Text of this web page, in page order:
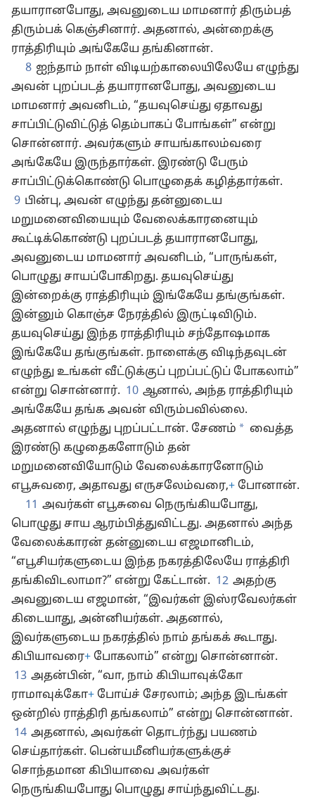
தயாரானபோது, அவனுடைய மாமனார் திரும்பத்
திரும்பக் கெஞ்சினார். அதனால், அன்றைக்கு
ராத்திரியும் அங்கேயே தங்கினான்.
8 ஐந்தாம் நாள் விடியற்காலையிலேயே எழுந்து
அவன் புறப்படத் தயாரானபோது, அவனுடைய
மாமனார் அவனிடம், “தயவுசெய்து ஏதாவது
சாப்பிட்டுவிட்டுத் தெம்பாகப் போங்கள்” என்று
சொன்னார். அவர்களும் சாயங்காலம்வரை
அங்கேயே இருந்தார்கள். இரண்டு பேரும்
சாப்பிட்டுக்கொண்டு பொழுதைக் கழித்தார்கள்.
9 பின்பு, அவன் எழுந்து தன்னுடைய
மறுமனைவியையும் வேலைக்காரனையும்
கூட்டிக்கொண்டு புறப்படத் தயாரானபோது,
அவனுடைய மாமனார் அவனிடம், “பாருங்கள்,
பொழுது சாயப்போகிறது. தயவுசெய்து
இன்றைக்கு ராத்திரியும் இங்கேயே தங்குங்கள்.
இன்னும் கொஞ்ச நேரத்தில் இருட்டிவிடும்.
தயவுசெய்து இந்த ராத்திரியும் சந்தோஷமாக
இங்கேயே தங்குங்கள். நாளைக்கு விடிந்தவுடன்
எழுந்து உங்கள் வீட்டுக்குப் புறப்பட்டுப் போகலாம்”
என்று சொன்னார். 10 ஆனால், அந்த ராத்திரியும்
அங்கேயே தங்க அவன் விரும்பவில்லை.
அதனால் எழுந்து புறப்பட்டான். சேணம் * வைத்த
இரண்டு கழுதைகளோடும் தன்
மறுமனைவியோடும் வேலைக்காரனோடும்
எபூசுவரை, அதாவது எருசலேம்வரை,+ போனான்.
11 அவர்கள் எபூசுவை நெருங்கியபோது,
பொழுது சாய ஆரம்பித்துவிட்டது. அதனால் அந்த
வேலைக்காரன் தன்னுடைய எஜமானிடம்,
“எபூசியர்களுடைய இந்த நகரத்திலேயே ராத்திரி
தங்கிவிடலாமா?” என்று கேட்டான். 12 அதற்கு
அவனுடைய எஜமான், “இவர்கள் இஸ்ரவேலர்கள்
கிடையாது, அன்னியர்கள். அதனால்,
இவர்களுடைய நகரத்தில் நாம் தங்கக் கூடாது.
கிபியாவரை+ போகலாம்” என்று சொன்னான்.
13 அதன்பின், “வா, நாம் கிபியாவுக்கோ
ராமாவுக்கோ+ போய்ச் சேரலாம்; அந்த இடங்கள்
ஒன்றில் ராத்திரி தங்கலாம்” என்று சொன்னான்.
14 அதனால், அவர்கள் தொடர்ந்து பயணம்
செய்தார்கள். பென்யமீனியர்களுக்குச்
சொந்தமான கிபியாவை அவர்கள்
நெருங்கியபோது பொழுது சாய்ந்துவிட்டது.